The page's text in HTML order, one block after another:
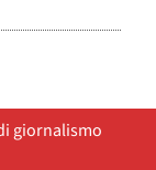
giornalismo